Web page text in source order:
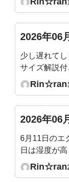
2026年06
少し遅れて
サイズ解説
で骨盤だけ
Rin☆ran
2026年06
6月11日のエ
日は湿度が
かったので
Rin☆ran